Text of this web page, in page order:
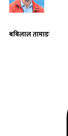
बबिलाल तामाङ